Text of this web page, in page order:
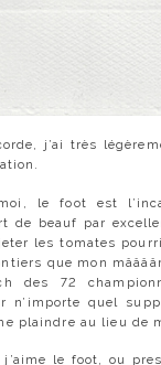
j’ai très
le foot est
de beauf par
les tomates
que mon
des 72
n’importe quel
plaindre au lieu de
le foot, ou